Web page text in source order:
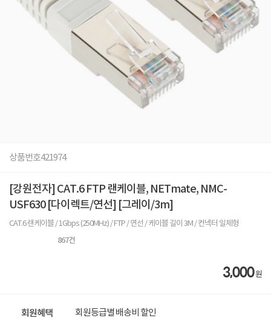
상품번호421974
[강원전자] CAT.6 FTP 랜케이블, NETmate, NMC-
USF630 [다이렉트/연선] [그레이/3m]
CAT.6 랜케이블 / 1Gbps (250MHz) / FTP / 연선 / 케이블 길이 3M / 컨넥터 일체형
867건
3,000원
회원혜택 회원등급별 배송비 할인